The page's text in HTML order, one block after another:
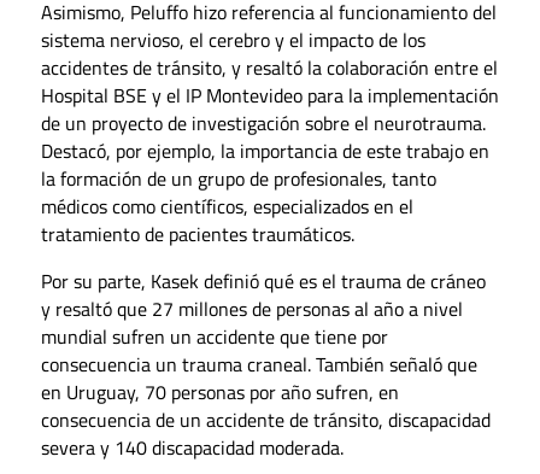
Asimismo, Peluffo hizo referencia al funcionamiento del
sistema nervioso, el cerebro y el impacto de los
accidentes de tránsito, y resaltó la colaboración entre el
Hospital BSE y el IP Montevideo para la implementación
de un proyecto de investigación sobre el neurotrauma.
Destacó, por ejemplo, la importancia de este trabajo en
la formación de un grupo de profesionales, tanto
médicos como científicos, especializados en el
tratamiento de pacientes traumáticos.
Por su parte, Kasek definió qué es el trauma de cráneo
y resaltó que 27 millones de personas al año a nivel
mundial sufren un accidente que tiene por
consecuencia un trauma craneal. También señaló que
en Uruguay, 70 personas por año sufren, en
consecuencia de un accidente de tránsito, discapacidad
severa y 140 discapacidad moderada.